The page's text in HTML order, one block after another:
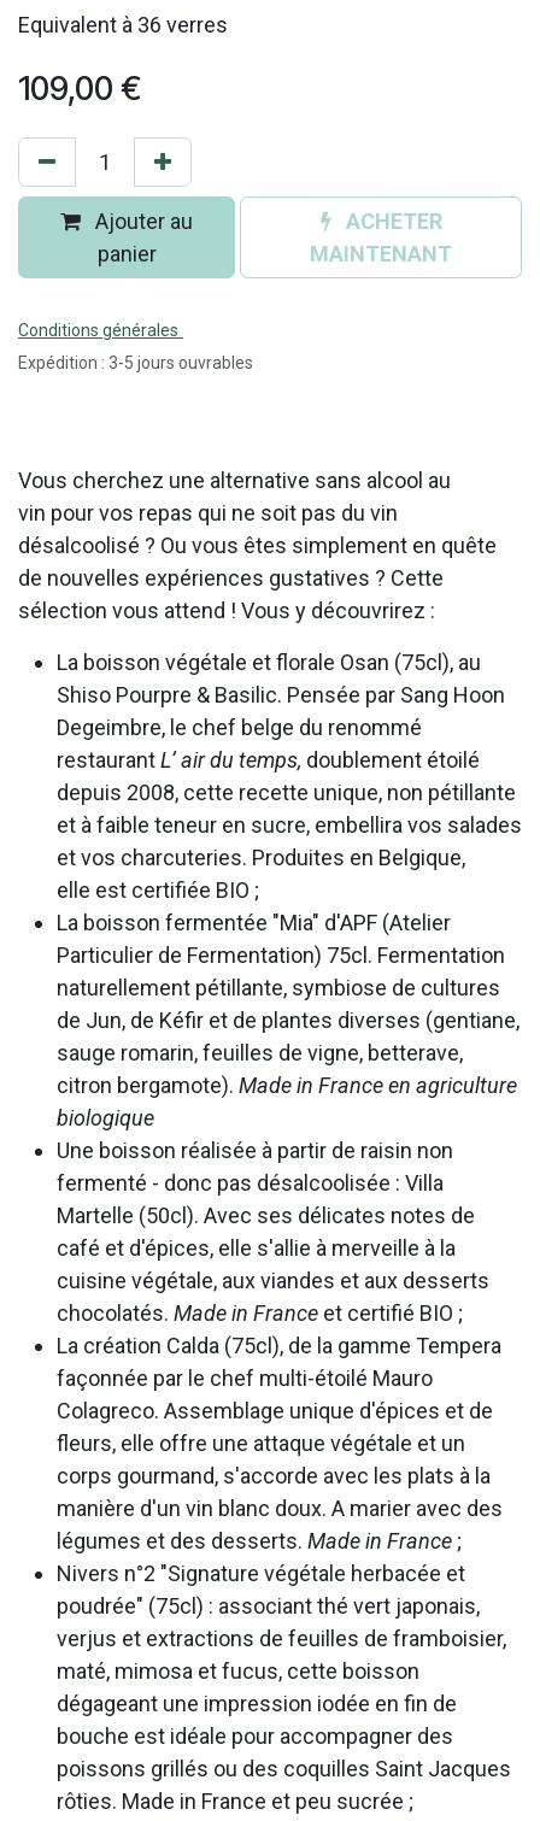
Equivalent à 36 verres
109,00 €
Ajouter au
panier
ACHETER
MAINTENANT
Conditions générales
Expédition : 3-5 jours ouvrables
Vous cherchez une alternative sans alcool au
vin pour vos repas qui ne soit pas du vin
désalcoolisé ? Ou vous êtes simplement en quête
de nouvelles expériences gustatives ? Cette
sélection vous attend ! Vous y découvrirez :
La boisson végétale et florale Osan (75cl), au
Shiso Pourpre & Basilic. Pensée par Sang Hoon
Degeimbre, le chef belge du renommé
restaurantL’ air du temps, doublement étoilé
depuis 2008, cette recette unique, non pétillante
et à faible teneur en sucre, embellira vos salades
et vos charcuteries. Produites en Belgique,
elle est certifiée BIO ;
La boisson fermentée "Mia" d'APF (Atelier
Particulier de Fermentation) 75cl. Fermentation
naturellement pétillante, symbiose de cultures
de Jun, de Kéfir et de plantes diverses (gentiane,
sauge romarin, feuilles de vigne, betterave,
citron bergamote). Made in France en agriculture
biologique
Une boisson réalisée à partir de raisin non
fermenté - donc pas désalcoolisée : Villa
Martelle (50cl). Avec ses délicates notes de
café et d'épices, elle s'allie à merveille à la
cuisine végétale, aux viandes et aux desserts
chocolatés. Made in France et certifié BIO ;
La création Calda (75cl), de la gamme Tempera
façonnée par le chef multi-étoilé Mauro
Colagreco. Assemblage unique d'épices et de
fleurs, elle offre une attaque végétale et un
corps gourmand, s'accorde avec les plats à la
manière d'un vin blanc doux. A marier avec des
légumes et des desserts. Made in France ;
Nivers n°2 "Signature végétale herbacée et
poudrée" (75cl) : associant thé vert japonais,
verjus et extractions de feuilles de framboisier,
maté, mimosa et fucus, cette boisson
dégageant une impression iodée en fin de
bouche est idéale pour accompagner des
poissons grillés ou des coquilles Saint Jacques
rôties. Made in France et peu sucrée ;